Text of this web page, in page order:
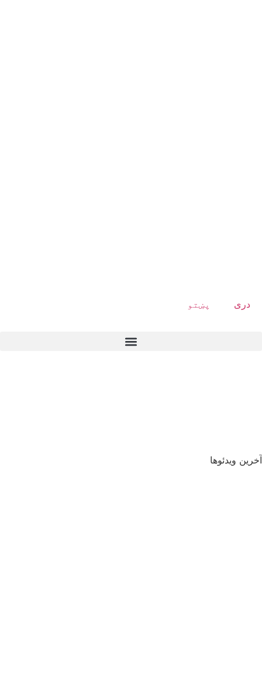
دری پښتو
آخرین ویدئوها